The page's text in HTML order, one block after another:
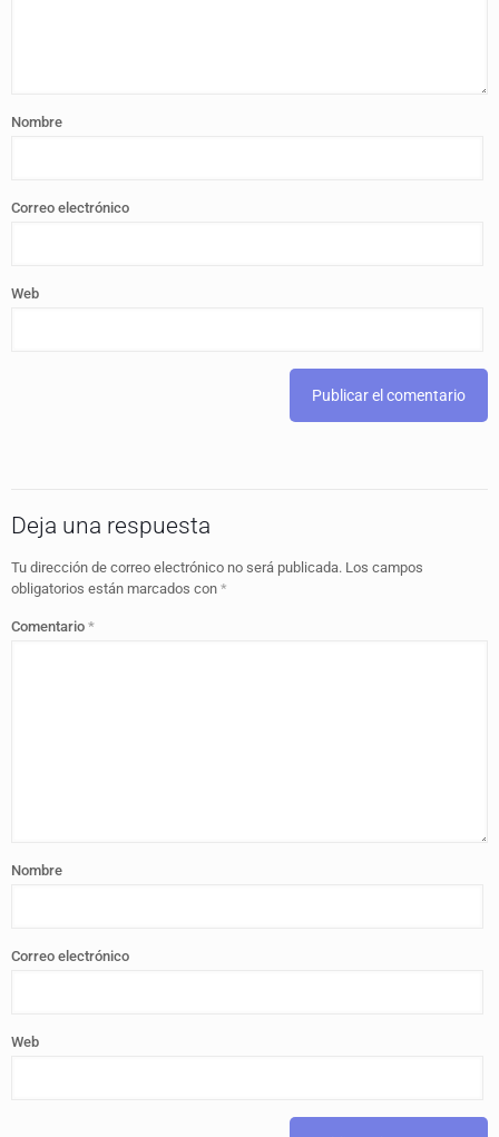
Nombre
Correo electrónico
Web
Deja una respuesta
Tu dirección de correo electrónico no será publicada. Los campos
obligatorios están marcados con *
Comentario *
Nombre
Correo electrónico
Web